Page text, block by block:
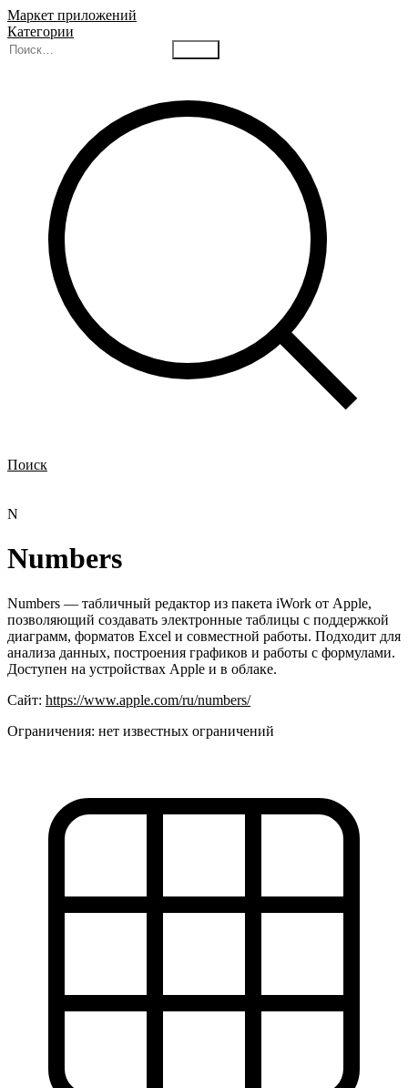
Маркет приложений
Категории
Поиск
N
Numbers
Numbers — табличный редактор из пакета iWork от Apple,
позволяющий создавать электронные таблицы с поддержкой
диаграмм, форматов Excel и совместной работы. Подходит для
анализа данных, построения графиков и работы с формулами.
Доступен на устройствах Apple и в облаке.
Сайт: https://www.apple.com/ru/numbers/
Ограничения: нет известных ограничений